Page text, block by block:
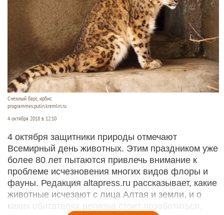
Снежный барс, ирбис.
programmes.putin.kremlin.ru
4 октября 2018 в 12:10
4 октября защитники природы отмечают
Всемирный день животных. Этим праздником уже
более 80 лет пытаются привлечь внимание к
проблеме исчезновения многих видов флоры и
фауны. Редакция altapress.ru рассказывает, какие
животные исчезают с лица Алтая и земли, и о
каких обитателях региона стоит позаботиться.